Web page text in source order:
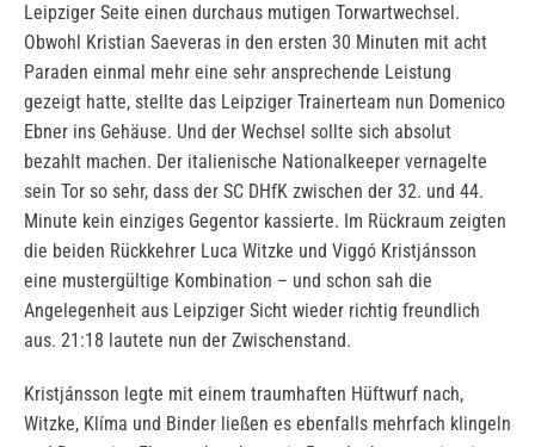
Leipziger Seite einen durchaus mutigen Torwartwechsel.
Obwohl Kristian Saeveras in den ersten 30 Minuten mit acht
Paraden einmal mehr eine sehr ansprechende Leistung
gezeigt hatte, stellte das Leipziger Trainerteam nun Domenico
Ebner ins Gehäuse. Und der Wechsel sollte sich absolut
bezahlt machen. Der italienische Nationalkeeper vernagelte
sein Tor so sehr, dass der SC DHfK zwischen der 32. und 44.
Minute kein einziges Gegentor kassierte. Im Rückraum zeigten
die beiden Rückkehrer Luca Witzke und Viggó Kristjánsson
eine mustergültige Kombination – und schon sah die
Angelegenheit aus Leipziger Sicht wieder richtig freundlich
aus. 21:18 lautete nun der Zwischenstand.
Kristjánsson legte mit einem traumhaften Hüftwurf nach,
Witzke, Klíma und Binder ließen es ebenfalls mehrfach klingeln